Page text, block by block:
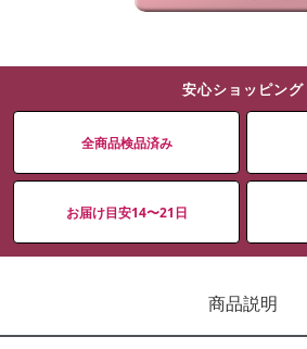
安心ショッピング
全商品検品済み
お届け目安14〜21日
商品説明